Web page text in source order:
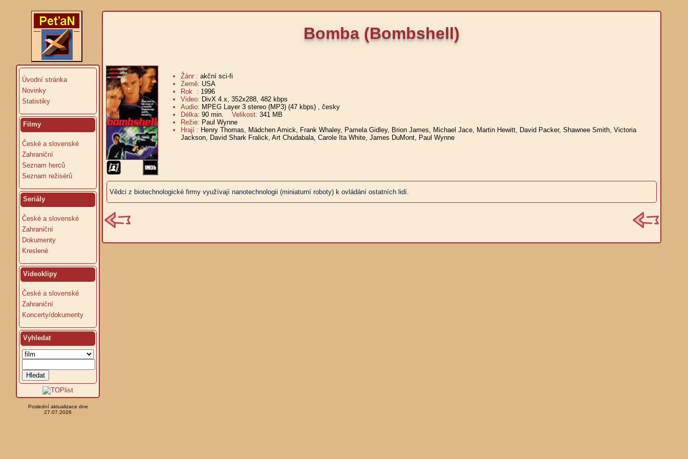
Úvodní stránka
Novinky
Statistiky
Filmy
České a slovenské
Zahraniční
Seznam herců
Seznam režisérů
Seriály
České a slovenské
Zahraniční
Dokumenty
Kreslené
Videoklipy
České a slovenské
Zahraniční
Koncerty/dokumenty
Vyhledat
Poslední aktualizace dne
27.07.2026
Bomba (Bombshell)
Žánr : akční sci-fi
Země: USA
Rok : 1996
Video: DivX 4.x, 352x288, 482 kbps
Audio: MPEG Layer 3 stereo (MP3) (47 kbps) , česky
Délka: 90 min. Velikost: 341 MB
Režie: Paul Wynne
Hrají : Henry Thomas, Mädchen Amick, Frank Whaley, Pamela Gidley, Brion James, Michael Jace, Martin Hewitt, David Packer, Shawnee Smith, Victoria
Jackson, David Shark Fralick, Art Chudabala, Carole Ita White, James DuMont, Paul Wynne
Vědci z biotechnologické firmy využívají nanotechnologii (miniaturní roboty) k ovládání ostatních lidí.